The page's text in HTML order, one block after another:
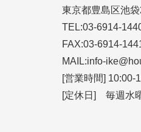
東京都豊島区池
TEL:03-6914-
FAX:03-6914-
MAIL:info-ike
[営業時間] 10:00-
[定休日] 毎週水